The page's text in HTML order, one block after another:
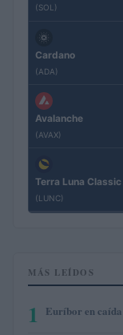
(SOL)
Cardano
(ADA)
Avalanche
(AVAX)
Terra Luna Classic
(LUNC)
MÁS LEÍDOS
1 Euríbor en